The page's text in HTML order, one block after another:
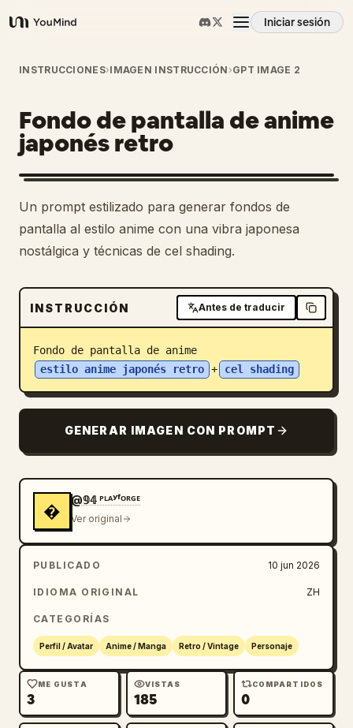
YouMind
Iniciar sesión
Resumen
Casos de uso
Habilidades
Prompts
Descargar
Blog
Actualizaciones
INSTRUCCIONES›IMAGEN INSTRUCCIÓN ›GPT IMAGE 2
Fondo de pantalla de anime
japonés retro
Un prompt estilizado para generar fondos de
pantalla al estilo anime con una vibra japonesa
nostálgica y técnicas de cel shading.
INSTRUCCIÓN Antes de traducir
Fondo de pantalla de anime
estilo anime japonés retro + cel shading
GENERAR IMAGEN CON PROMPT
�
@𝟡𝟜 ᴾᴸᴬʸᶠᴼᴿᴳᴱ
Ver original
PUBLICADO 10 jun 2026
IDIOMA ORIGINAL ZH
CATEGORÍAS
Perfil / Avatar Anime / Manga Retro / Vintage Personaje
ME GUSTA
3
VISTAS
185
COMPARTIDOS
0